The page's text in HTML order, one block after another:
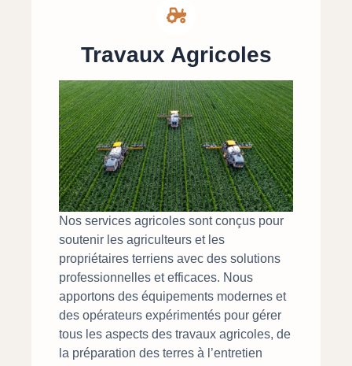
Travaux Agricoles
Nos services agricoles sont conçus pour
soutenir les agriculteurs et les
propriétaires terriens avec des solutions
professionnelles et efficaces. Nous
apportons des équipements modernes et
des opérateurs expérimentés pour gérer
tous les aspects des travaux agricoles, de
la préparation des terres à l’entretien